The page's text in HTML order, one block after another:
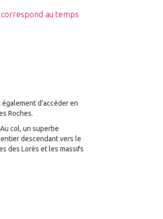
au temps
d’accéder en
Roches.
col, un superbe
descendant vers le
des Lorès et les massifs